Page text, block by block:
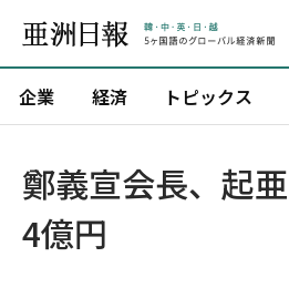
企業 経済 トピックス
鄭義宣会長、起
4億円